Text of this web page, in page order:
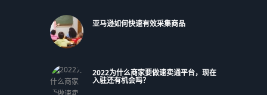
亚马逊如何快速有效采集商品
2022为什么商家要做速卖通平台，现在
入驻还有机会吗？